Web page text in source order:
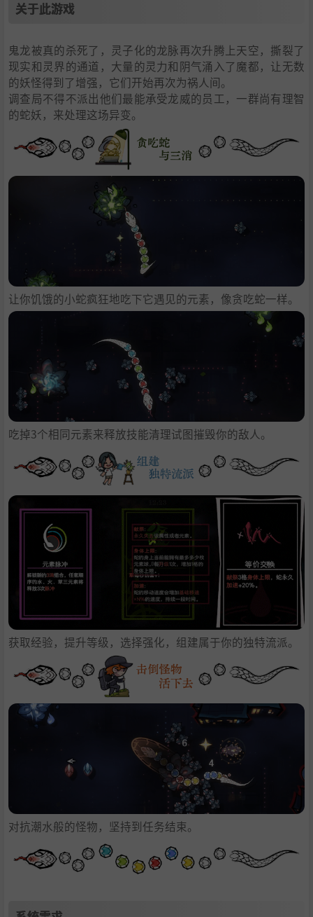
关于此游戏
鬼龙被真的杀死了，灵子化的龙脉再次升腾上天空，撕裂了
现实和灵界的通道，大量的灵力和阴气涌入了魔都，让无数
的妖怪得到了增强，它们开始再次为祸人间。
调查局不得不派出他们最能承受龙威的员工，一群尚有理智
的蛇妖，来处理这场异变。
让你饥饿的小蛇疯狂地吃下它遇见的元素，像贪吃蛇一样。
吃掉3个相同元素来释放技能清理试图摧毁你的敌人。
获取经验，提升等级，选择强化，组建属于你的独特流派。
对抗潮水般的怪物，坚持到任务结束。